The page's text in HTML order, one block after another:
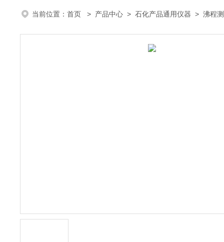
当前位置： 首页 > 产品中心 > 石化产品通用仪器 > 沸程